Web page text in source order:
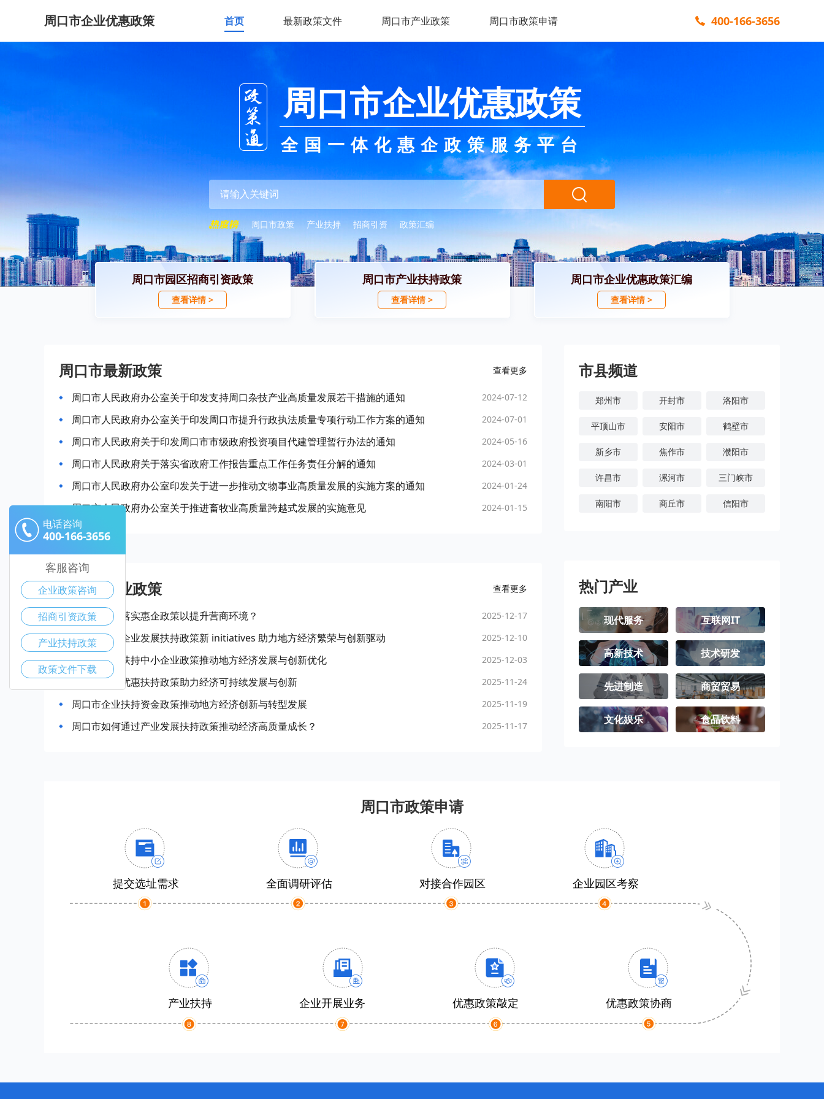
周口市企业优惠政策 首页 最新政策文件 周口市产业政策 周口市政策申请 400-166-3656
周口市企业优惠政策
全国一体化惠企政策服务平台
周口市政策 产业扶持 招商引资 政策汇编
周口市园区招商引资政策
查看详情 >
周口市产业扶持政策
查看详情 >
周口市企业优惠政策汇编
查看详情 >
周口市最新政策 查看更多
周口市人民政府办公室关于印发支持周口杂技产业高质量发展若干措施的通知 2024-07-12
周口市人民政府办公室关于印发周口市提升行政执法质量专项行动工作方案的通知 2024-07-01
周口市人民政府关于印发周口市市级政府投资项目代建管理暂行办法的通知 2024-05-16
周口市人民政府关于落实省政府工作报告重点工作任务责任分解的通知 2024-03-01
周口市人民政府办公室印发关于进一步推动文物事业高质量发展的实施方案的通知 2024-01-24
周口市人民政府办公室关于推进畜牧业高质量跨越式发展的实施意见 2024-01-15
周口市产业政策 查看更多
周口市如何落实惠企政策以提升营商环境？ 2025-12-17
周口市中小企业发展扶持政策新 initiatives 助力地方经济繁荣与创新驱动 2025-12-10
周口市政府扶持中小企业政策推动地方经济发展与创新优化 2025-12-03
周口市企业优惠扶持政策助力经济可持续发展与创新 2025-11-24
周口市企业扶持资金政策推动地方经济创新与转型发展 2025-11-19
周口市如何通过产业发展扶持政策推动经济高质量成长？ 2025-11-17
市县频道
郑州市 开封市 洛阳市
平顶山市 安阳市 鹤壁市
新乡市 焦作市 濮阳市
许昌市 漯河市 三门峡市
南阳市 商丘市 信阳市
热门产业
现代服务 互联网IT
高新技术 技术研发
先进制造 商贸贸易
文化娱乐 食品饮料
周口市政策申请
提交选址需求 全面调研评估 对接合作园区 企业园区考察
产业扶持 企业开展业务 优惠政策敲定 优惠政策协商
电话咨询
400-166-3656
客服咨询
企业政策咨询
招商引资政策
产业扶持政策
政策文件下载